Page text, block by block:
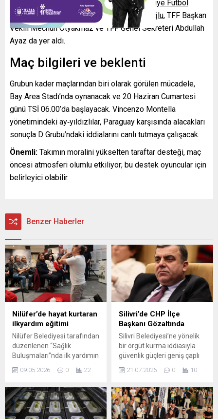
San Francisco’ya hareket etti. Kafilede Türkiye Futbol
Federasyonu Başkanı İbrahim Hacıosmanoğlu, TFF Başkan
Vekili Mecnun Otyakmaz ve TFF Genel Sekreteri Abdullah
Ayaz da yer aldı.
Maç bilgileri ve beklenti
Grubun kader maçlarından biri olarak görülen mücadele,
Bay Area Stadı’nda oynanacak ve 20 Haziran Cumartesi
günü TSİ 06.00’da başlayacak. Vincenzo Montella
yönetimindeki ay‑yıldızlılar, Paraguay karşısında alacakları
sonuçla D Grubu’ndaki iddialarını canlı tutmaya çalışacak.
Önemli: Takımın moralini yükselten taraftar desteği, maç
öncesi atmosferi olumlu etkiliyor; bu destek oyuncular için
belirleyici olabilir.
Benzer Haberler
Nilüfer’de hayat kurtaran
ilkyardım eğitimi
Nilüfer Belediyesi tarafından
düzenlenen “Sağlık
Buluşmaları”nda ilk yardımın
hayati önemi anlatıldı.
Uzman Hasan Hür,
yanlışlara dikkat çekere,
patrik uygulamalarla
katılımcılara hayat kurtaran
09.05.2026 0 22
Silivri’de CHP İlçe
Başkanı Gözaltında
Silivri Belediyesi’ne yönelik
bir örgüt kurma iddiasıyla
güvenlik güçleri geniş çaplı
bir operasyon başlattı.
Soruşturma kapsamında
Doruk Bulut’un da gözaltına
alındığı bildirildi. Savcılık
talimatıyla yürütülen
21.07.2026 0 10